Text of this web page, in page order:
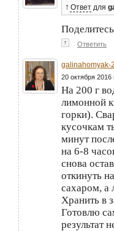
↑ Ответ для
↑ Ответить
galinahomyak-
20 октября 2016
На 200 г
лимонной
горки).
кусочкам
минут
на 6-8
снова
откинуть
сахаром, а
Хранить в
Готовлю
результат